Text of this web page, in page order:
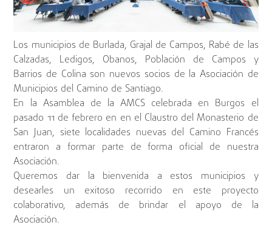
Los municipios de Burlada, Grajal de Campos, Rabé de las
Calzadas, Ledigos, Obanos, Población de Campos y
Barrios de Colina son nuevos socios de la Asociación de
Municipios del Camino de Santiago.
En la Asamblea de la AMCS celebrada en Burgos el
pasado 11 de febrero en en el Claustro del Monasterio de
San Juan, siete localidades nuevas del Camino Francés
entraron a formar parte de forma oficial de nuestra
Asociación.
Queremos dar la bienvenida a estos municipios y
desearles un exitoso recorrido en este proyecto
colaborativo, además de brindar el apoyo de la
Asociación.